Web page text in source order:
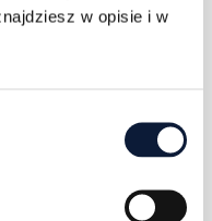
w opisie i w